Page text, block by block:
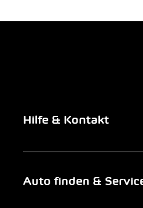
Hilfe & Kontakt
Auto finden &